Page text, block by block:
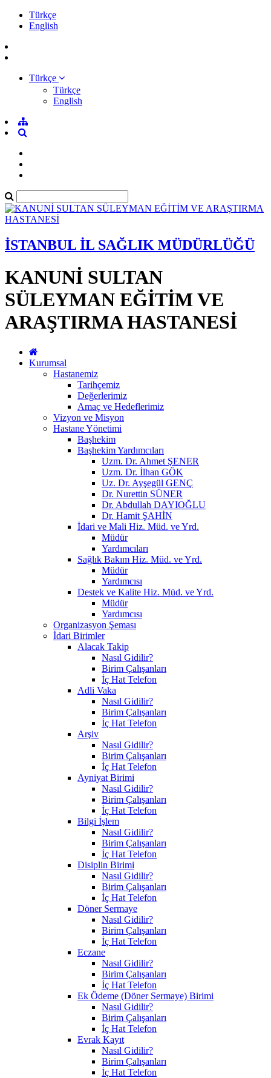
Türkçe
English
Türkçe
Türkçe
English
İSTANBUL İL SAĞLIK MÜDÜRLÜĞÜ
KANUNİ SULTAN
SÜLEYMAN EĞİTİM VE
ARAŞTIRMA HASTANESİ
Kurumsal
Hastanemiz
Tarihçemiz
Değerlerimiz
Amaç ve Hedeflerimiz
Vizyon ve Misyon
Hastane Yönetimi
Başhekim
Başhekim Yardımcıları
Uzm. Dr. Ahmet ŞENER
Uzm. Dr. İlhan GÖK
Uz. Dr. Ayşegül GENÇ
Dr. Nurettin SÜNER
Dr. Abdullah DAYIOĞLU
Dr. Hamit ŞAHİN
İdari ve Mali Hiz. Müd. ve Yrd.
Müdür
Yardımcıları
Sağlık Bakım Hiz. Müd. ve Yrd.
Müdür
Yardımcısı
Destek ve Kalite Hiz. Müd. ve Yrd.
Müdür
Yardımcısı
Organizasyon Şeması
İdari Birimler
Alacak Takip
Nasıl Gidilir?
Birim Çalışanları
İç Hat Telefon
Adli Vaka
Nasıl Gidilir?
Birim Çalışanları
İç Hat Telefon
Arşiv
Nasıl Gidilir?
Birim Çalışanları
İç Hat Telefon
Ayniyat Birimi
Nasıl Gidilir?
Birim Çalışanları
İç Hat Telefon
Bilgi İşlem
Nasıl Gidilir?
Birim Çalışanları
İç Hat Telefon
Disiplin Birimi
Nasıl Gidilir?
Birim Çalışanları
İç Hat Telefon
Döner Sermaye
Nasıl Gidilir?
Birim Çalışanları
İç Hat Telefon
Eczane
Nasıl Gidilir?
Birim Çalışanları
İç Hat Telefon
Ek Ödeme (Döner Sermaye) Birimi
Nasıl Gidilir?
Birim Çalışanları
İç Hat Telefon
Evrak Kayıt
Nasıl Gidilir?
Birim Çalışanları
İç Hat Telefon